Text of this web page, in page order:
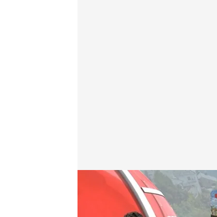
Las noticias, de la mano de Diego Losada y Mónica
Redacción digital Noticias Cuatro
05 SEP 2025 - 21:50h.